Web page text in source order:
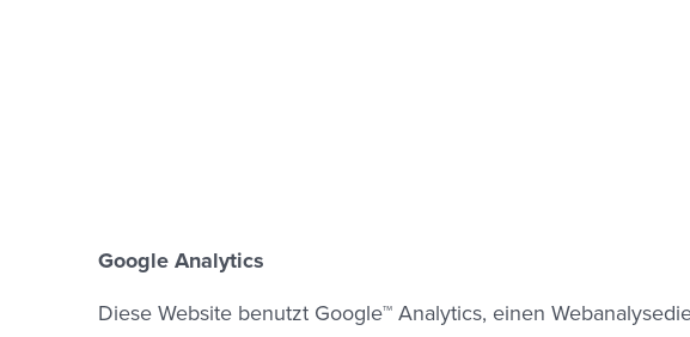
Google Analytics
Diese Website benutzt Google™ Analytics, einen